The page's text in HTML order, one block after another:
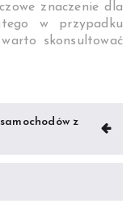
znaczenie dla
w przypadku
skonsultować
z